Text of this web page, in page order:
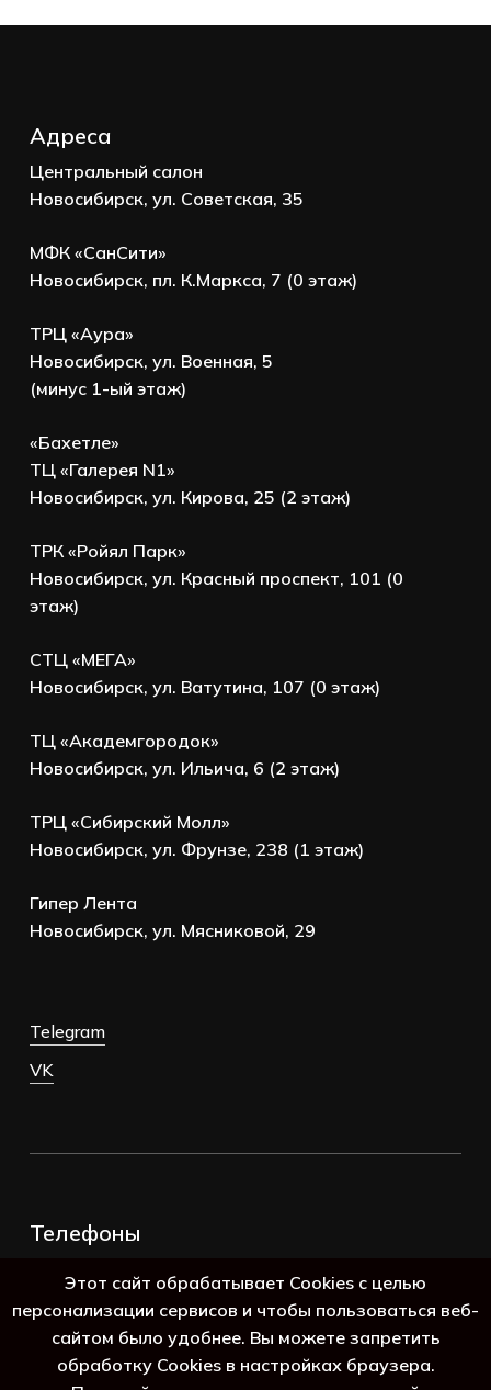
Адреса
Центральный салон
Новосибирск, ул. Советская, 35
МФК «СанСити»
Новосибирск, пл. К.Маркса, 7 (0 этаж)
ТРЦ «Аура»
Новосибирск, ул. Военная, 5
(минус 1-ый этаж)
«Бахетле»
ТЦ «Галерея N1»
Новосибирск, ул. Кирова, 25 (2 этаж)
ТРК «Ройял Парк»
Новосибирск, ул. Красный проспект, 101 (0
этаж)
СТЦ «МЕГА»
Новосибирск, ул. Ватутина, 107 (0 этаж)
ТЦ «Академгородок»
Новосибирск, ул. Ильича, 6 (2 этаж)
ТРЦ «Сибирский Молл»
Новосибирск, ул. Фрунзе, 238 (1 этаж)
Гипер Лента
Новосибирск, ул. Мясниковой, 29
Telegram
VK
Телефоны
8 (800) 250-69-39
Этот сайт обрабатывает Cookies с целью
персонализации сервисов и чтобы пользоваться веб-
сайтом было удобнее. Вы можете запретить
обработку Cookies в настройках браузера.